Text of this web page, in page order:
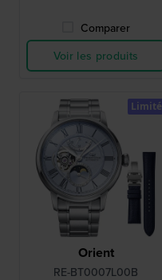
Comparer
Voir les produits
Orient
RE-BT0007L00B
Limité